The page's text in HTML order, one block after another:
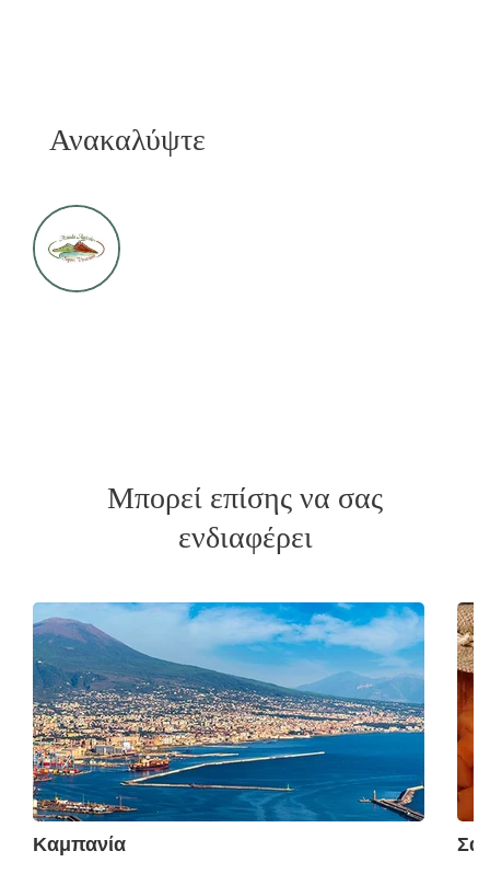
Ανακαλύψτε
Μπορεί επίσης να σας
ενδιαφέρει
Καμπανία